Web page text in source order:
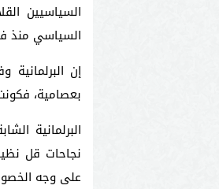
السياسيين
السياسي منذ
إن
بعصامية،
البرلمانية
نجاحات قل
على وجه